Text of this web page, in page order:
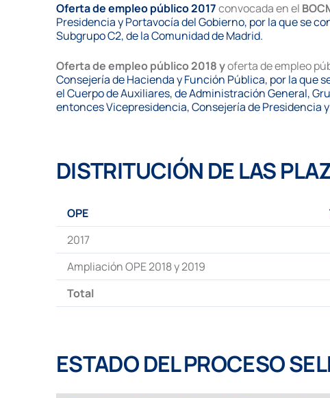
Oferta de empleo público 2017convocada en el
Presidencia y Portavocía del Gobierno, por la que se
Subgrupo C2, de la Comunidad de Madrid.
Oferta de empleo público 2018yoferta de empleo
Consejería de Hacienda y Función Pública, por la que
el Cuerpo de Auxiliares, de Administración General,
entonces Vicepresidencia, Consejería de Presidencia
DISTRITUCIÓN DE LAS
OPE
2017
Ampliación OPE 2018 y 2019
Total
ESTADO DEL PROCESO